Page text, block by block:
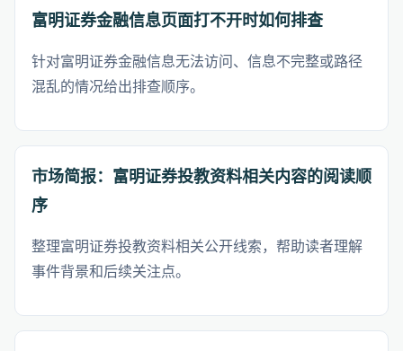
富明证券金融信息页面打不开时如何排查
针对富明证券金融信息无法访问、信息不完整或路径
混乱的情况给出排查顺序。
市场简报：富明证券投教资料相关内容的阅读顺
序
整理富明证券投教资料相关公开线索，帮助读者理解
事件背景和后续关注点。